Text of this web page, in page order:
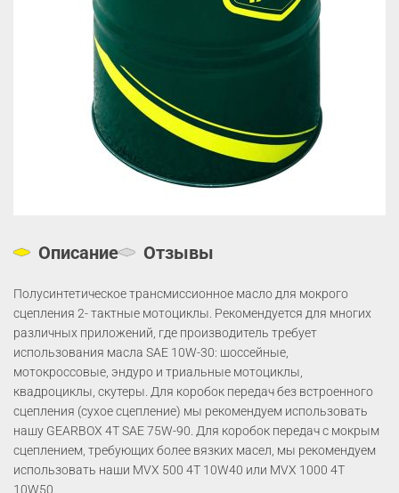
Описание Отзывы
Полусинтетическое трансмиссионное масло для мокрого
сцепления 2- тактные мотоциклы. Рекомендуется для многих
различных приложений, где производитель требует
использования масла SAE 10W-30: шоссейные,
мотокроссовые, эндуро и триальные мотоциклы,
квадроциклы, скутеры. Для коробок передач без встроенного
сцепления (сухое сцепление) мы рекомендуем использовать
нашу GEARBOX 4T SAE 75W-90. Для коробок передач с мокрым
сцеплением, требующих более вязких масел, мы рекомендуем
использовать наши MVX 500 4T 10W40 или MVX 1000 4T
10W50.